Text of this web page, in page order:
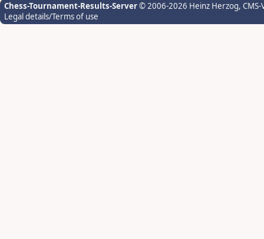
Chess-Tournament-Results-Server© 2006-2026 Heinz Herzog,
Legal details/Terms of use